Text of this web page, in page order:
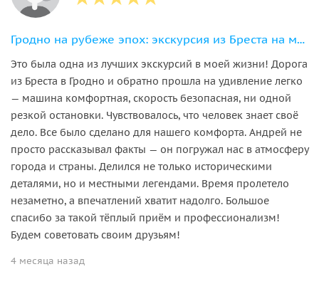
Гродно на рубеже эпох: экскурсия из Бреста на микроавтобусе
Это была одна из лучших экскурсий в моей жизни! Дорога
из Бреста в Гродно и обратно прошла на удивление легко
— машина комфортная, скорость безопасная, ни одной
резкой остановки. Чувствовалось, что человек знает своё
дело. Все было сделано для нашего комфорта. Андрей не
просто рассказывал факты — он погружал нас в атмосферу
города и страны. Делился не только историческими
деталями, но и местными легендами. Время пролетело
незаметно, а впечатлений хватит надолго. Большое
спасибо за такой тёплый приём и профессионализм!
Будем советовать своим друзьям!
4 месяца назад